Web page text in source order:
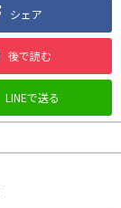
シェア
後で読む
LINEで送る